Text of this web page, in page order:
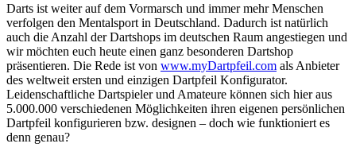
Darts ist weiter auf dem Vormarsch und immer mehr Menschen
verfolgen den Mentalsport in Deutschland. Dadurch ist natürlich
auch die Anzahl der Dartshops im deutschen Raum angestiegen und
wir möchten euch heute einen ganz besonderen Dartshop
präsentieren. Die Rede ist von www.myDartpfeil.com als Anbieter
des weltweit ersten und einzigen Dartpfeil Konfigurator.
Leidenschaftliche Dartspieler und Amateure können sich hier aus
5.000.000 verschiedenen Möglichkeiten ihren eigenen persönlichen
Dartpfeil konfigurieren bzw. designen – doch wie funktioniert es
denn genau?